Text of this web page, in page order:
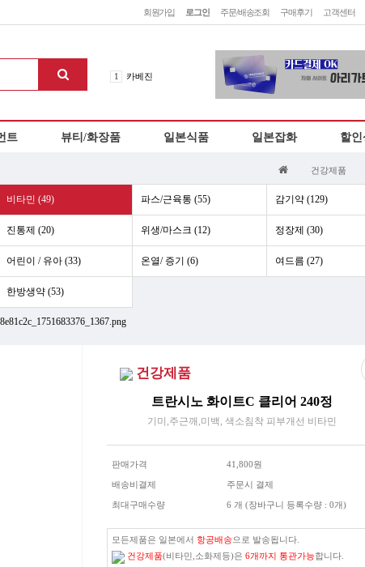
회원가입 로그인 주문/배송조회 구매후기 고객센터
1 카베진
4 이노치노하하
에비오스
8 칼로리미트
에쿠시부
헤파리제
트 뷰티/화장품 일본식품 일본잡화 할
건강제품
비타민 (49) 파스/근육통 (55) 감기약 (129)
진통제 (20) 위생/마스크 (12) 정장제 (30)
어린이 / 유아 (33) 온열/ 증기 (6) 여드름 (27)
한방생약 (53)
트란시노 화이트C 클리어 240정
기미,주근깨,미백, 색소침착 피부개선 비타민
건강제품
판매가격 41,800원
배송비결제 주문시 결제
최대구매수량 6 개 (장바구니 등록수량 : 0개)
모든제품은 일본에서 항공배송으로 발송됩니다.
건강제품(비타민,소화제등)은 6개까지 통관가능합니다.